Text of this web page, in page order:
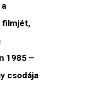
filmjét,
1985 –
csodája